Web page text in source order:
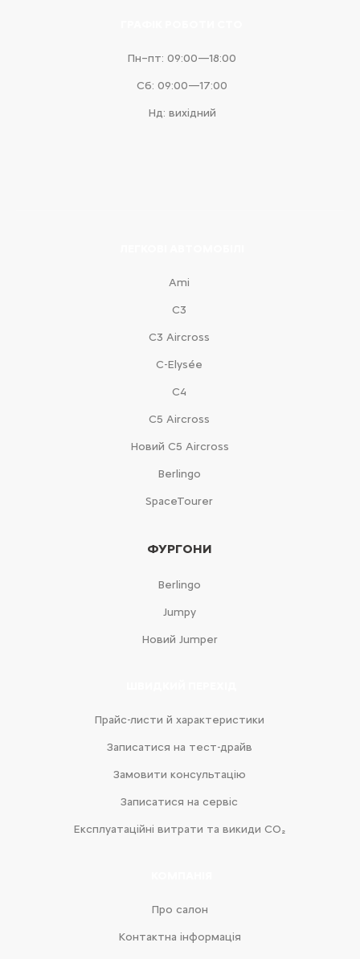
Пн–пт: 09:00—18:00
Сб: 09:00—17:00
Нд: вихідний
Ami
С3
С3 Aircross
C-Elysée
С4
С5 Aircross
Новий С5 Aircross
Berlingo
SpaceTourer
ФУРГОНИ
Berlingo
Jumpy
Новий Jumper
Прайс-листи й характеристики
Записатися на тест-драйв
Замовити консультацію
Записатися на сервіс
Експлуатаційні витрати та викиди CO₂
Про салон
Контактна інформація